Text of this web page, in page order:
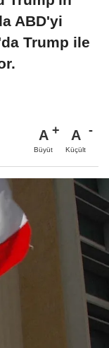
ABD'yi
Trump ile
A
Büyüt
A
Küçült